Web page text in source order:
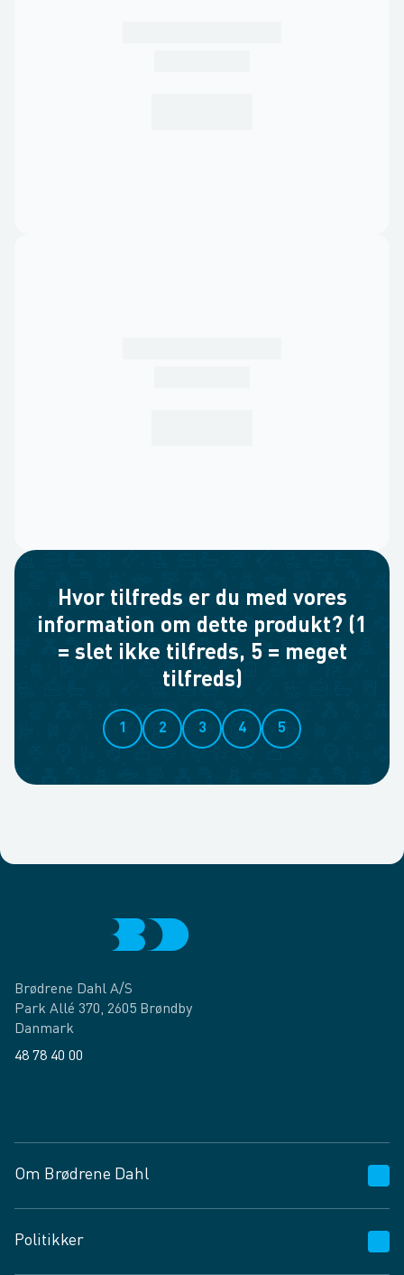
Hvor tilfreds er du med vores
information om dette produkt? (1
= slet ikke tilfreds, 5 = meget
tilfreds)
1 2 3 4 5
Brødrene Dahl A/S
Park Allé 370, 2605 Brøndby
Danmark
48 78 40 00
Om Brødrene Dahl
Vagttelefon 30 10 89 89
Politikker